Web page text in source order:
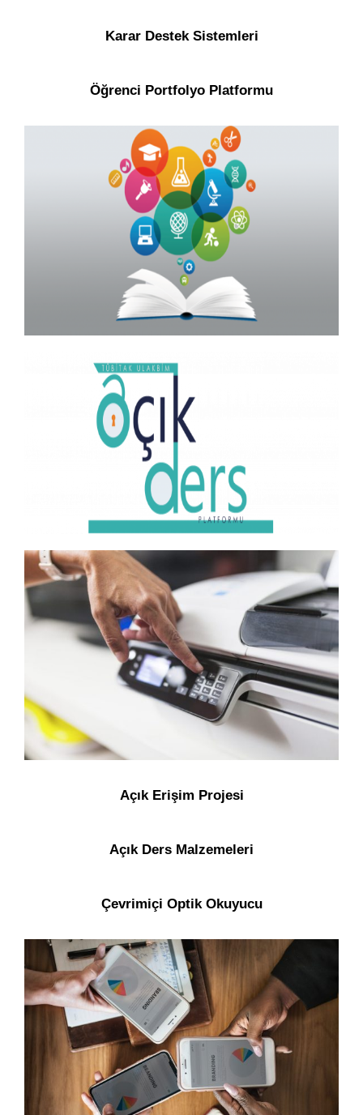
Karar Destek Sistemleri
Öğrenci Portfolyo Platformu
Açık Erişim Projesi
Açık Ders Malzemeleri
Çevrimiçi Optik Okuyucu